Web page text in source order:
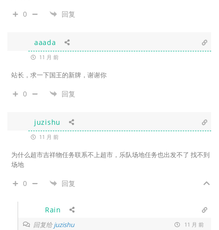
0 回复
aaada
11 月 前
站长，求一下国王的新牌，谢谢你
0 回复
juzishu
11 月 前
为什么超市吉祥物任务联系不上超市，乐队场地任务也出发不了 找不到
场地
0 回复
Rain
回复给juzishu 11 月 前